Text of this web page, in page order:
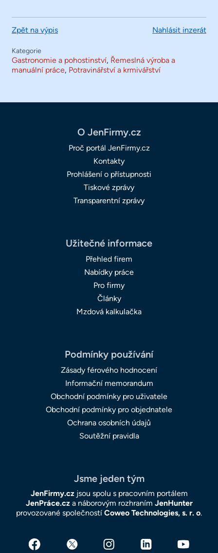
Zpět na výpis Nahlásit inzerát
Kategorie
Gastronomie a pohostinství, Řemeslná výroba a
manuální práce, Potravinářství a krmivářství
O JenFirmy.cz
Proč portál JenFirmy.cz
Kontakty
Prohlášení o přístupnosti
Tiskové zprávy
Transparentní zprávy
Užitečné informace
Přehled firem
Nabídky práce
Pro firmy
Články
Mzdová kalkulačka
Podmínky používání
Zásady férového hodnocení
Informační memorandum
Obchodní podmínky pro uživatele
Obchodní podmínky pro objednatele
Ochrana osobních údajů
Soutěžní pravidla
Jsme jeden tým
JenFirmy.czjsou spolu s pracovním portálem
JenPráce.cza náborovým rozhraním JenHunter
provozované společností Coweo Technologies, s. r. o.